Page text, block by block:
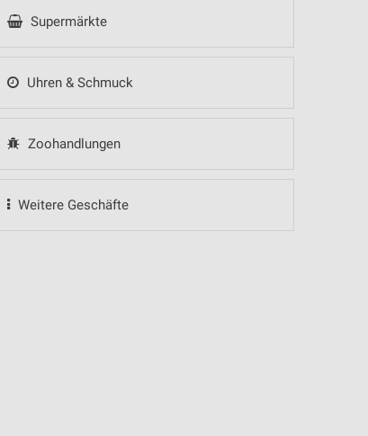
Supermärkte
Uhren & Schmuck
Zoohandlungen
Weitere Geschäfte